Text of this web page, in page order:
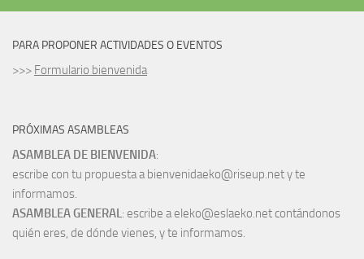
PARA PROPONER ACTIVIDADES O EVENTOS
>>> Formulario bienvenida
PRÓXIMAS ASAMBLEAS
ASAMBLEA DE BIENVENIDA:
escribe con tu propuesta a bienvenidaeko@riseup.net y te
informamos.
ASAMBLEA GENERAL: escribe a eleko@eslaeko.net contándonos
quién eres, de dónde vienes, y te informamos.